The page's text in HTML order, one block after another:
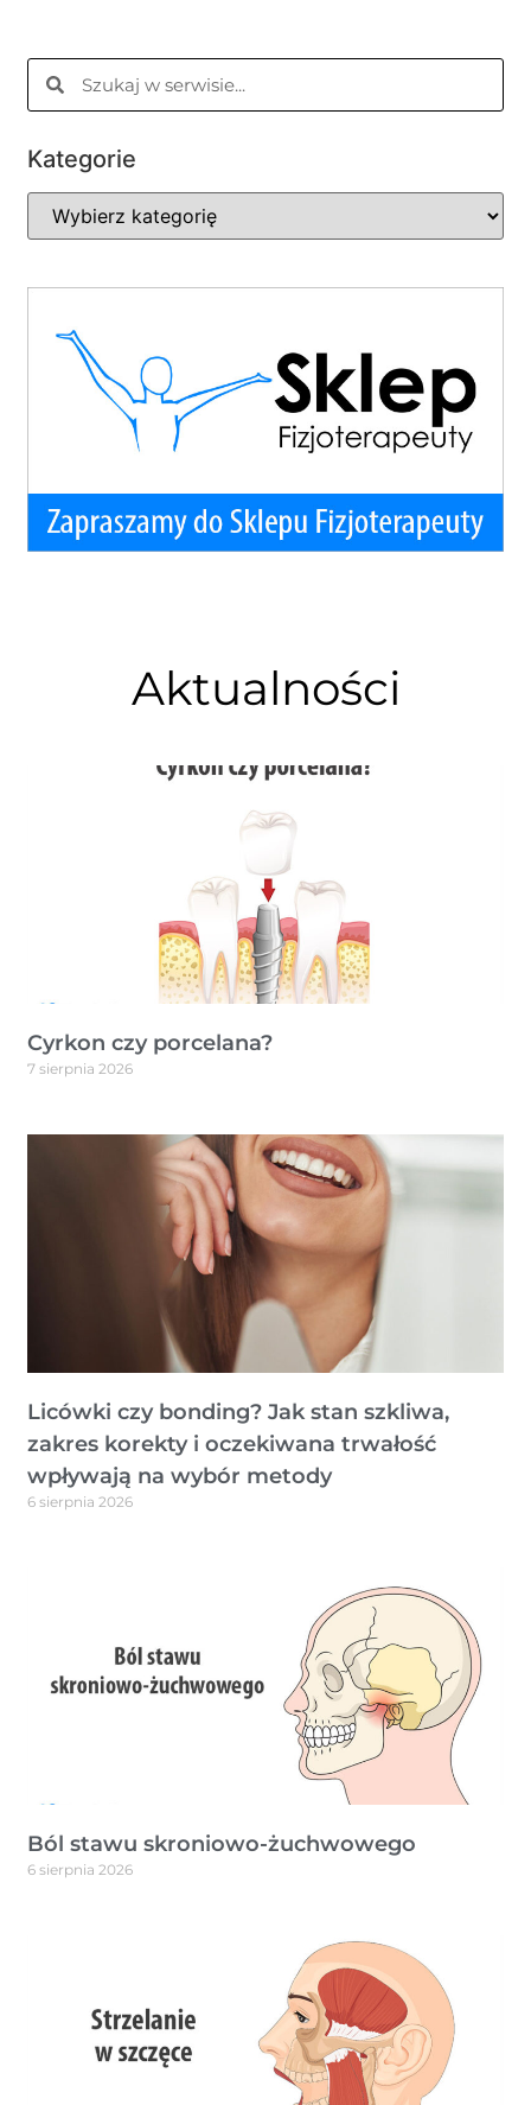
Kategorie
Aktualności
Cyrkon czy porcelana?
7 sierpnia 2026
Licówki czy bonding? Jak stan szkliwa,
zakres korekty i oczekiwana trwałość
wpływają na wybór metody
6 sierpnia 2026
Ból stawu skroniowo-żuchwowego
6 sierpnia 2026